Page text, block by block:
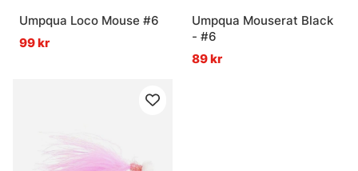
Umpqua Loco Mouse #6
99 kr
Umpqua Mouserat Black
- #6
89 kr